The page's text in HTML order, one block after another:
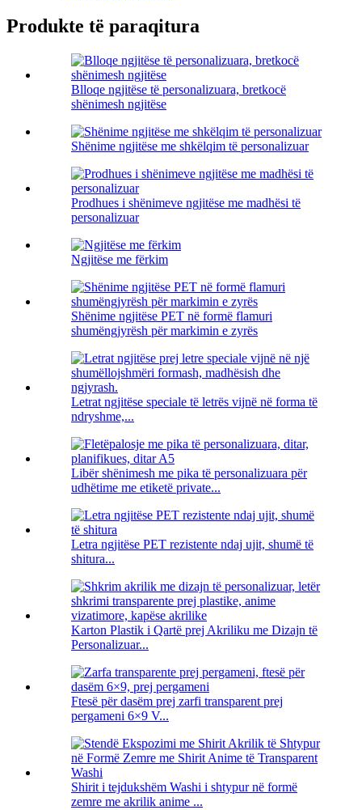
Produkte të paraqitura
Blloqe ngjitëse të personalizuara, bretkocë
shënimesh ngjitëse
Shënime ngjitëse me shkëlqim të personalizuar
Prodhues i shënimeve ngjitëse me madhësi të
personalizuar
Ngjitëse me fërkim
Shënime ngjitëse PET në formë flamuri
shumëngjyrësh për markimin e zyrës
Letrat ngjitëse speciale të letrës vijnë në forma të
ndryshme,...
Libër shënimesh me pika të personalizuara për
udhëtime me etiketë private...
Letra ngjitëse PET rezistente ndaj ujit, shumë të
shitura...
Karton Plastik i Qartë prej Akriliku me Dizajn të
Personalizuar...
Ftesë për dasëm prej zarfi transparent prej
pergameni 6×9 V...
Shirit i tejdukshëm Washi i shtypur në formë
zemre me akrilik anime ...